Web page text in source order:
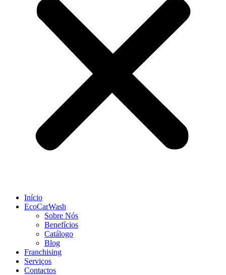
Início
EcoCarWash
Sobre Nós
Benefícios
Catálogo
Blog
Franchising
Serviços
Contactos